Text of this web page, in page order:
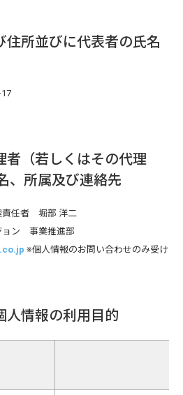
住所並びに代表者の氏名
者（若しくはその代理
、所属及び連絡先
責任者 堀部 洋二
ョン 事業推進部
※個人情報のお問い合わせのみ受け
人情報の利用目的